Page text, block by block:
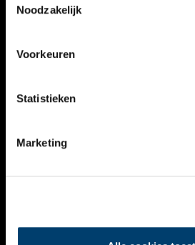
Noodzakelijk
Voorkeuren
Statistieken
Marketing
VERHALEN
KALENDER
THEMA’S
VIDEO’S
CONTACT